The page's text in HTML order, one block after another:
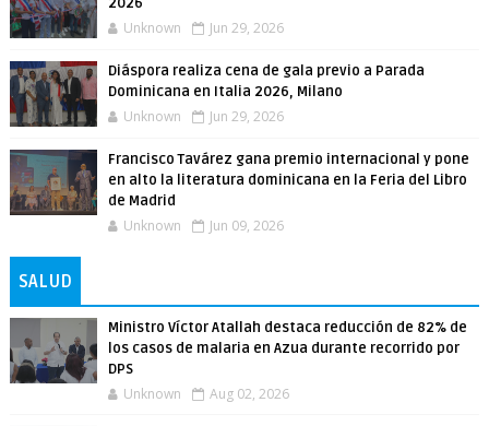
Unknown Jun 29, 2026
Diáspora realiza cena de gala previo a Parada
Dominicana en Italia 2026, Milano
Unknown Jun 29, 2026
Francisco Tavárez gana premio internacional y pone
en alto la literatura dominicana en la Feria del Libro
de Madrid
Unknown Jun 09, 2026
SALUD
Ministro Víctor Atallah destaca reducción de 82% de
los casos de malaria en Azua durante recorrido por
DPS
Unknown Aug 02, 2026